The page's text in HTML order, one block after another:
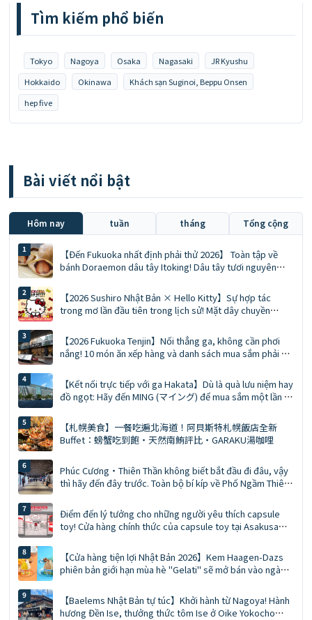
ư
ớ
n
g
b
à
i
ế
Tìm kiếm phổ biến
Tokyo Nagoya Osaka Nagasaki
JR Kyushu
Hokkaido
Okinawa
Khách sạn Suginoi, Beppu Onsen
hep five
Bài viết nổi bật
Hôm nay tuần tháng Tổng cộng
【Đến Fukuoka nhất định phải thử 2026】 Toàn tập về
bánh Doraemon dâu tây Itoking! Dâu tây tươi nguyên
【2026 Sushiro Nhật Bản × Hello Kitty】Sự hợp tác
trong mơ lần đầu tiên trong lịch sử! Mặt dây chuyền
về 5 cửa hàng chủ đề
【2026 Fukuoka Tenjin】Nối thẳng ga, không cần phơi
nắng! 10 món ăn xếp hàng và danh sách mua sắm phải có
【Kết nối trực tiếp với ga Hakata】Dù là quà lưu niệm hay
đồ ngọt: Hãy đến MING (マイング) để mua sắm một lần là
dẫn toàn diện về MING (phiên bản 2026)
【札幌美食】一餐吃遍北海道！阿貝斯特札幌飯店全新
Buffet：螃蟹吃到飽・天然南鮪評比・GARAKU湯咖哩
Phúc Cương・Thiên Thần không biết bắt đầu đi đâu, vậy
thì hãy đến đây trước. Toàn bộ bí kíp về Phố Ngầm Thiên
một lần
Điểm đến lý tưởng cho những người yêu thích capsule
toy! Cửa hàng chính thức của capsule toy tại Asakusa
khai trương.
【Cửa hàng tiện lợi Nhật Bản 2026】Kem Haagen-Dazs
phiên bản giới hạn mùa hè "Gelati" sẽ mở bán vào ngày
dẻ cười
【Baelems Nhật Bản tự túc】Khởi hành từ Nagoya! Hành
hương Đền Ise, thưởng thức tôm Ise ở Oike Yokocho